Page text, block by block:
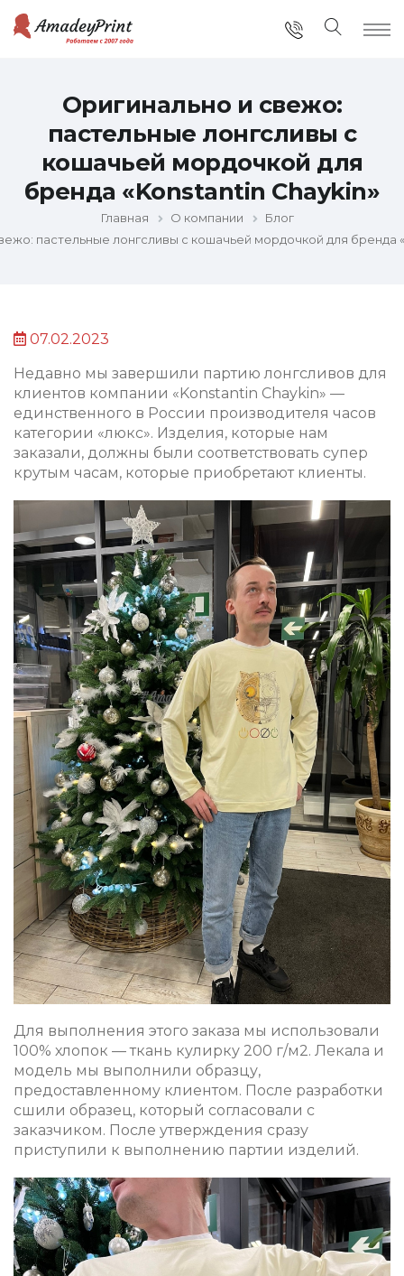
Оригинально и свежо:
пастельные лонгсливы с
кошачьей мордочкой для
бренда «Konstantin Chaykin»
Главная О компании
Блог
пастельные лонгсливы с кошачьей мордочкой для бренда
07.02.2023
Недавно мы завершили партию лонгсливов для
клиентов компании «Konstantin Chaykin» —
единственного в России производителя часов
категории «люкс». Изделия, которые нам
заказали, должны были соответствовать супер
крутым часам, которые приобретают клиенты.
Для выполнения этого заказа мы использовали
100% хлопок — ткань кулирку 200 г/м2. Лекала и
модель мы выполнили образцу,
предоставленному клиентом. После разработки
сшили образец, который согласовали с
заказчиком. После утверждения сразу
приступили к выполнению партии изделий.